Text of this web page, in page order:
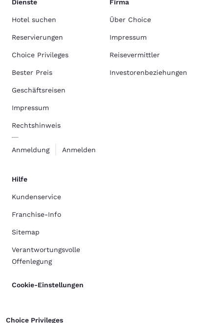
Dienste
Hotel suchen
Reservierungen
Choice Privileges
Bester Preis
Geschäftsreisen
Impressum
Rechtshinweis
Anmeldung Anmelden
Firma
Über Choice
Impressum
Reisevermittler
Investorenbeziehungen
Hilfe
Kundenservice
Franchise-Info
Sitemap
Verantwortungsvolle
Offenlegung
Cookie-Einstellungen
Choice Privileges